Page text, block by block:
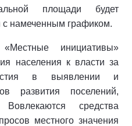
площади будет
с намеченным графиком.
инициативы»
населения к власти за
в выявлении и
развития поселений,
средства
местного значения